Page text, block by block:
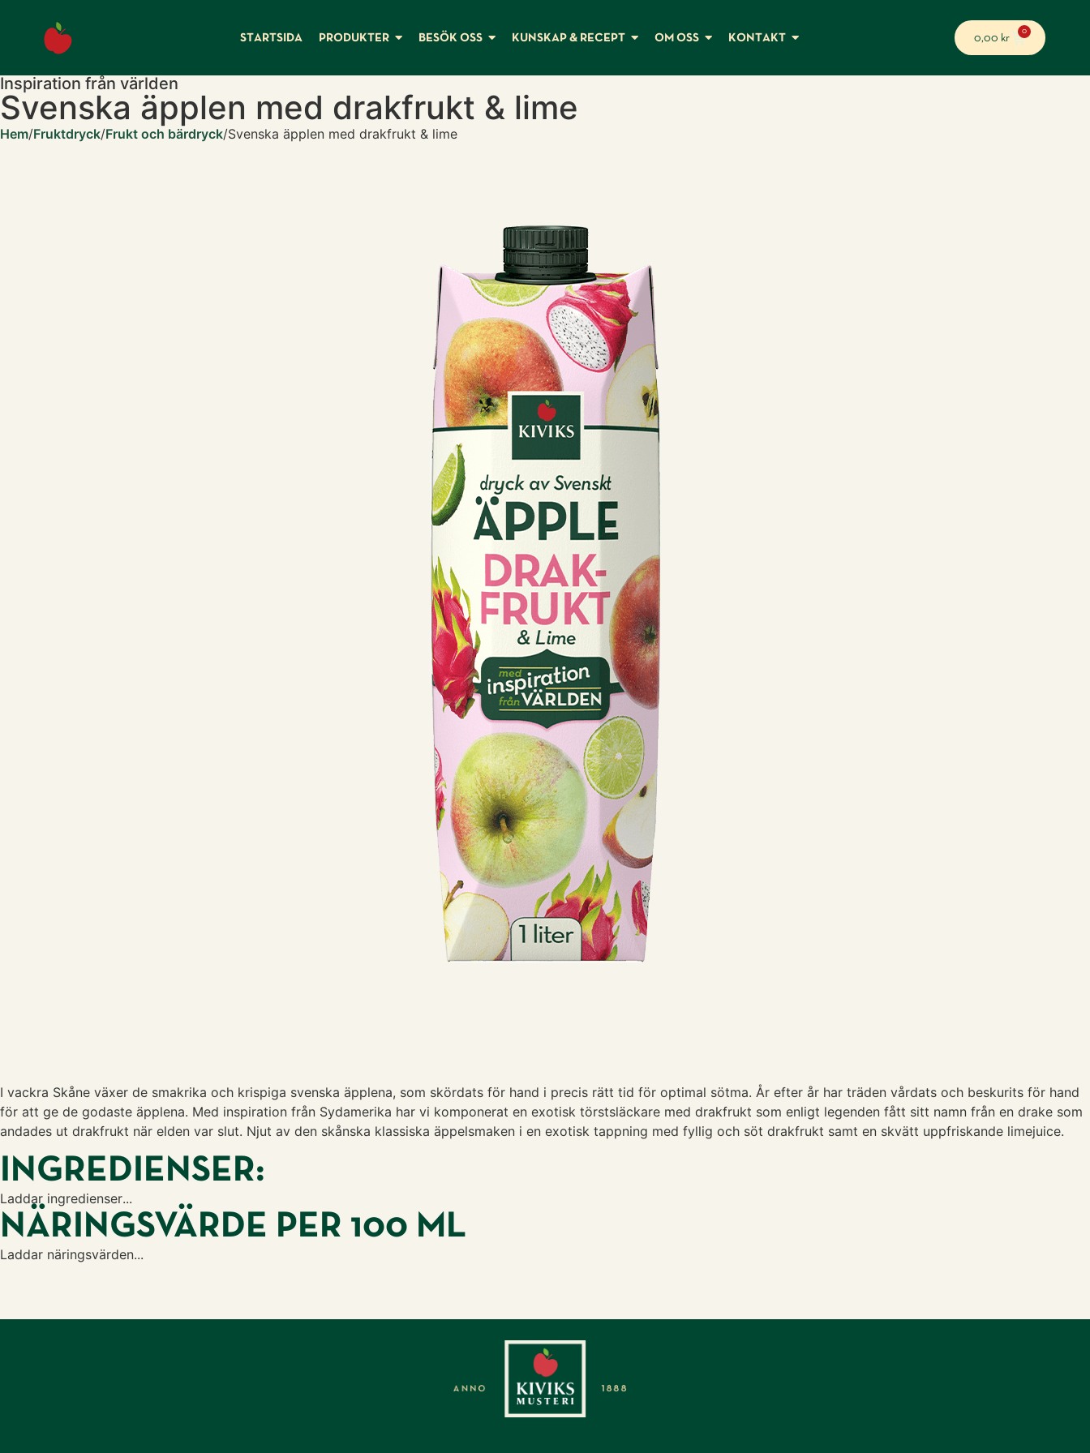
STARTSIDA PRODUKTER BESÖK OSS KUNSKAP & RECEPT OM OSS KONTAKT 0,00 kr
0
Inspiration från världen
Svenska äpplen med drakfrukt & lime
Hem/Fruktdryck/Frukt och bärdryck/Svenska äpplen med drakfrukt & lime
I vackra Skåne växer de smakrika och krispiga svenska äpplena, som skördats för hand i precis rätt tid för optimal sötma. År efter år har träden vårdats och beskurits för hand
för att ge de godaste äpplena. Med inspiration från Sydamerika har vi komponerat en exotisk törstsläckare med drakfrukt som enligt legenden fått sitt namn från en drake som
andades ut drakfrukt när elden var slut. Njut av den skånska klassiska äppelsmaken i en exotisk tappning med fyllig och söt drakfrukt samt en skvätt uppfriskande limejuice.
INGREDIENSER:
Laddar ingredienser...
NÄRINGSVÄRDE PER 100 ML
Laddar näringsvärden...